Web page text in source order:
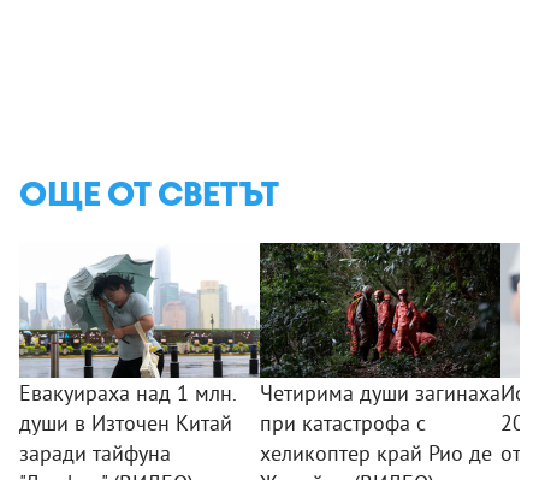
ОЩЕ ОТ СВЕТЪТ
Евакуираха над 1 млн.
души в Източен Китай
заради тайфуна
Четирима души загинаха
при катастрофа с
хеликоптер край Рио де от